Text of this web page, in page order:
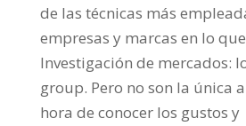
de las técnicas más
empresas y marcas en lo
Investigación de mercados:
group. Pero no son la única
hora de conocer los gustos y